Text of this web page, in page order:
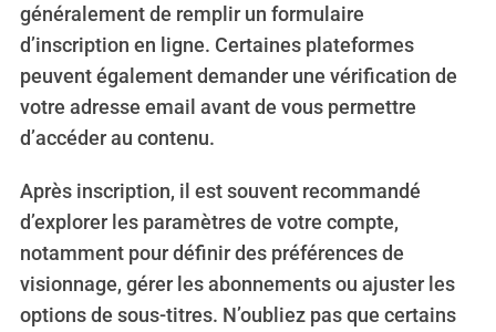
généralement de remplir un formulaire
d’inscription en ligne. Certaines plateformes
peuvent également demander une vérification de
votre adresse email avant de vous permettre
d’accéder au contenu.
Après inscription, il est souvent recommandé
d’explorer les paramètres de votre compte,
notamment pour définir des préférences de
visionnage, gérer les abonnements ou ajuster les
options de sous-titres. N’oubliez pas que certains